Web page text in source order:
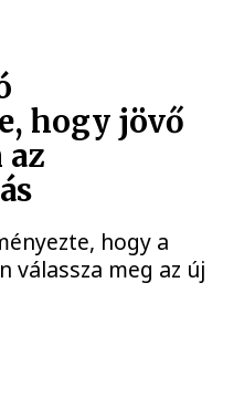
hogy jövő
az
hogy a
válassza meg az új